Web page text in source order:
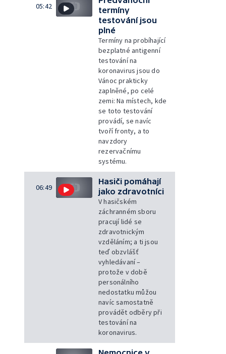
05:42
termíny
testování jsou
plné
Termíny na probíhající
bezplatné antigenní
testování na
koronavirus jsou do
Vánoc prakticky
zaplněné, po celé
zemi: Na místech, kde
se toto testování
provádí, se navíc
tvoří fronty, a to
navzdory
rezervačnímu
systému.
06:49
Hasiči pomáhají
jako zdravotníci
V hasičském
záchranném sboru
pracují lidé se
zdravotnickým
vzděláním; a ti jsou
teď obzvlášť
vyhledávaní –
protože v době
personálního
nedostatku můžou
navíc samostatně
provádět odběry při
testování na
koronavirus.